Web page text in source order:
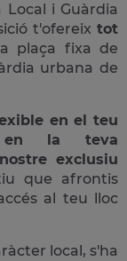
Local i Guàrdia
t'ofereix tot
plaça fixa de
urbana de
en el teu
en la teva
nostre exclusiu
que afrontis
al teu lloc
local, s'ha